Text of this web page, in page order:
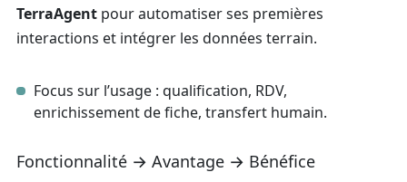
TerraAgent pour automatiser ses premières
interactions et intégrer les données terrain.
Focus sur l’usage : qualification, RDV,
enrichissement de fiche, transfert humain.
Fonctionnalité → Avantage → Bénéfice